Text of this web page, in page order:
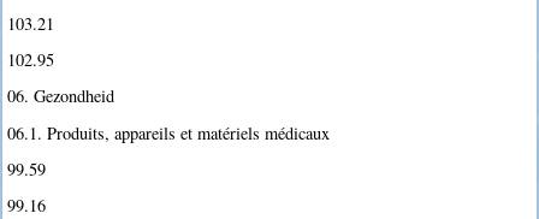
103.21
102.95
06. Gezondheid
06.1. Produits, appareils et matériels médicaux
99.59
99.16